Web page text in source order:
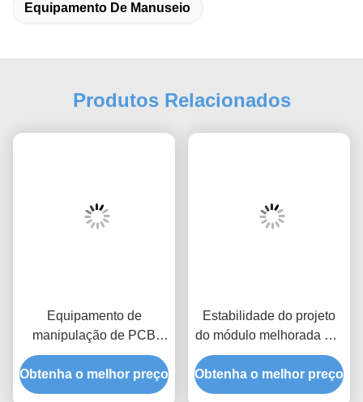
Equipamento De Manuseio
Produtos Relacionados
Equipamento de
manipulação de PCB
para carregadores de
revistas de linha SMT de
aço inoxidável
Obtenha o melhor preço
Estabilidade do projeto
do módulo melhorada por
um projeto robusto
Obtenha o melhor preço